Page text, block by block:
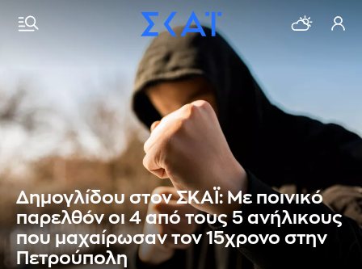
Δημογλίδου στον ΣΚΑΪ: Με ποινικό
παρελθόν οι 4 από τους 5 ανήλικους
που μαχαίρωσαν τον 15χρονο στην
Πετρούπολη